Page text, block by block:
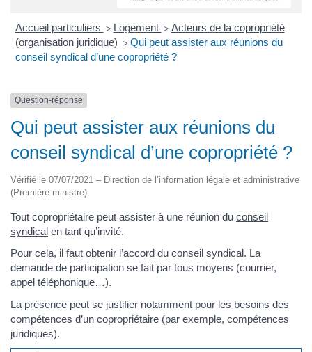
Accueil particuliers > Logement > Acteurs de la copropriété
(organisation juridique) > Qui peut assister aux réunions du
conseil syndical d’une copropriété ?
Question-réponse
Qui peut assister aux réunions du
conseil syndical d’une copropriété ?
Vérifié le 07/07/2021 – Direction de l’information légale et administrative
(Première ministre)
Tout copropriétaire peut assister à une réunion du conseil
syndical en tant qu’invité.
Pour cela, il faut obtenir l’accord du conseil syndical. La
demande de participation se fait par tous moyens (courrier,
appel téléphonique…).
La présence peut se justifier notamment pour les besoins des
compétences d’un copropriétaire (par exemple, compétences
juridiques).